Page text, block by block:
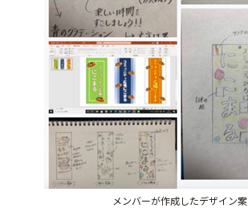
メンバーが作成したデザイン案